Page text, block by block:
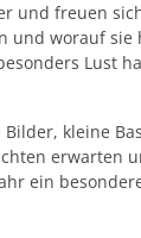
und freuen
und worauf sie
Lust
Bilder, kleine
erwarten
ein